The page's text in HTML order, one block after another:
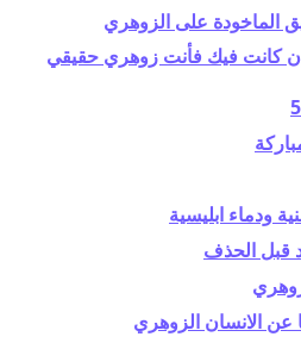
الماخودة على الزوهري
كانت فيك فأنت زوهري حقيقي
ودماء ابليسية
قبل الحذف